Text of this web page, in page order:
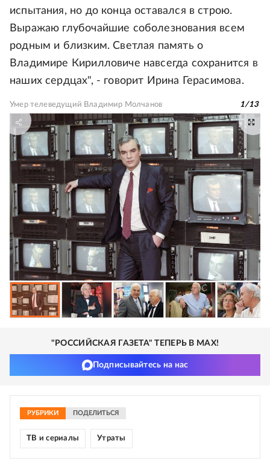
испытания, но до конца оставался в строю.
Выражаю глубочайшие соболезнования всем
родным и близким. Светлая память о
Владимире Кирилловиче навсегда сохранится в
наших сердцах", - говорит Ирина Герасимова.
Умер телеведущий Владимир Молчанов 1/13
"РОССИЙСКАЯ ГАЗЕТА" ТЕПЕРЬ В MAX!
Подписывайтесь на нас
РУБРИКИ ПОДЕЛИТЬСЯ
ТВ и сериалы Утраты